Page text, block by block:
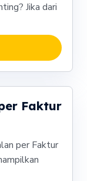
Jika dari
Faktur
per Faktur